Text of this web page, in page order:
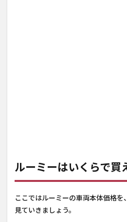
ルーミーはいくらで買
ここではルーミーの車両本体価格を
見ていきましょう。